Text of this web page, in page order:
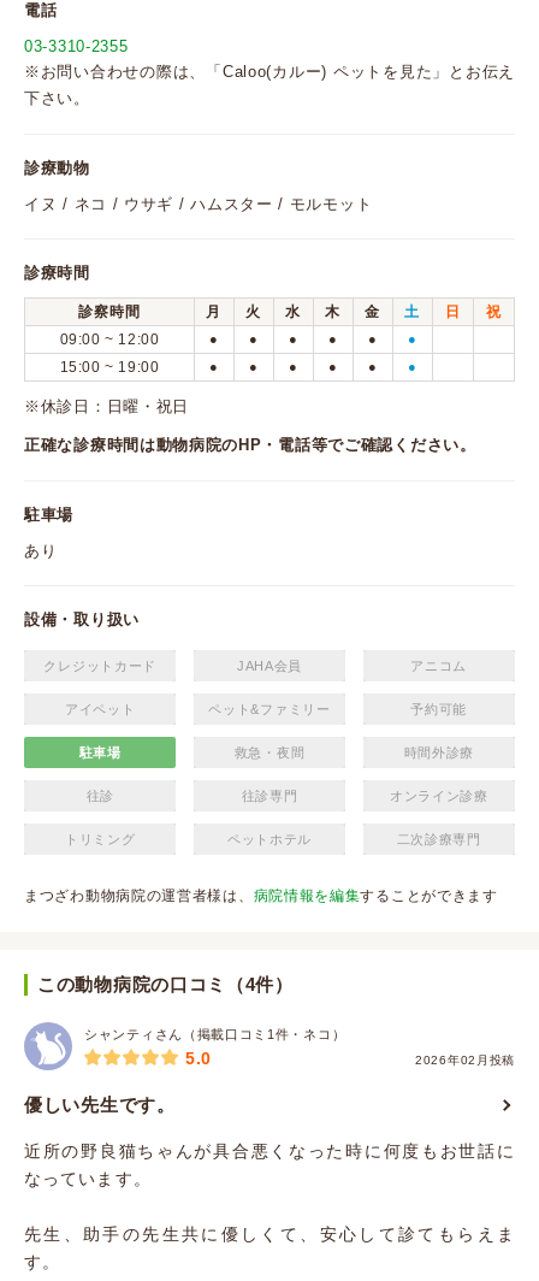
電話
03-3310-2355
※お問い合わせの際は、「Caloo(カルー) ペットを見た」とお伝え
下さい。
診療動物
イヌ / ネコ / ウサギ / ハムスター / モルモット
診療時間
診察時間 月 火 水 木 金 土 日
祝
09:00 ~ 12:00
● ● ● ● ● ●
15:00 ~ 19:00 ● ● ● ● ● ●
※休診日：日曜・祝日
正確な診療時間は動物病院のHP・電話等でご確認ください。
駐車場
あり
設備・取り扱い
クレジットカード JAHA会員 アニコム
アイペット ペット&ファミリー 予約可能
駐車場 救急・夜間 時間外診療
往診 往診専門 オンライン診療
トリミング ペットホテル 二次診療専門
まつざわ動物病院の運営者様は、 病院情報を編集することができます
この動物病院の口コミ（4件）
シャンティさん（掲載口コミ1件・ネコ）
2026年02月投稿
5.0
優しい先生です。
近所の野良猫ちゃんが具合悪くなった時に何度もお世話に
なっています。
先生、助手の先生共に優しくて、安心して診てもらえま
す。